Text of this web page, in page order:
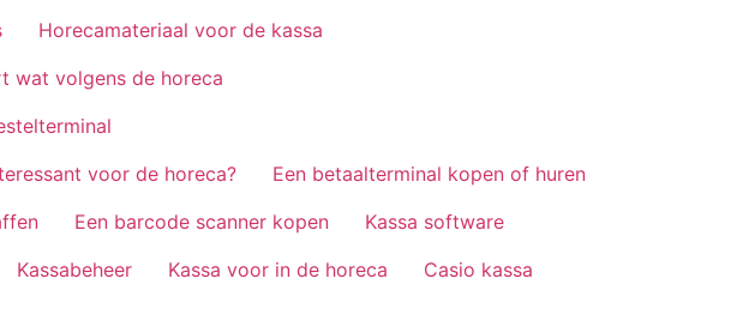
Horecamateriaal voor de kassa
wat volgens de horeca
voor de horeca?
Een betaalterminal kopen of huren
Een barcode scanner kopen
Kassa software
Kassabeheer Kassa voor in de horeca Casio kassa